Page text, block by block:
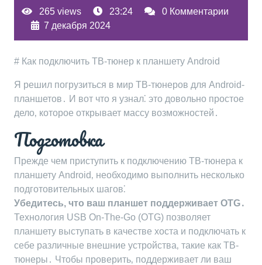
265 views 23:24
0 Комментарии
7 декабря 2024
# Как подключить ТВ-тюнер к планшету Android
Я решил погрузиться в мир ТВ-тюнеров для Android-
планшетов․ И вот что я узнал⁚ это довольно простое
дело‚ которое открывает массу возможностей․
Подготовка
Прежде чем приступить к подключению ТВ-тюнера к
планшету Android‚ необходимо выполнить несколько
подготовительных шагов⁚
Убедитесь‚ что ваш планшет поддерживает OTG․
Технология USB On-The-Go (OTG) позволяет
планшету выступать в качестве хоста и подключать к
себе различные внешние устройства‚ такие как ТВ-
тюнеры․ Чтобы проверить‚ поддерживает ли ваш